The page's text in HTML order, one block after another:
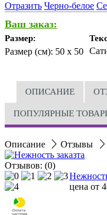
Отразить Черно-белое
Ваш заказ:
Размер:
Размер (см): 50 x 50
ОПИСАНИЕ
ПОПУЛЯРНЫЕ
Описание Отзывы
Отзывов: (0)
цена от